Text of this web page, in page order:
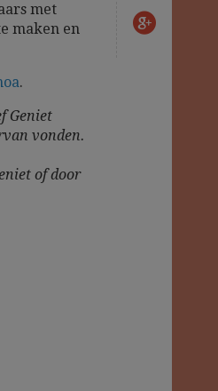
met
maken en
.
Geniet
vonden.
of door